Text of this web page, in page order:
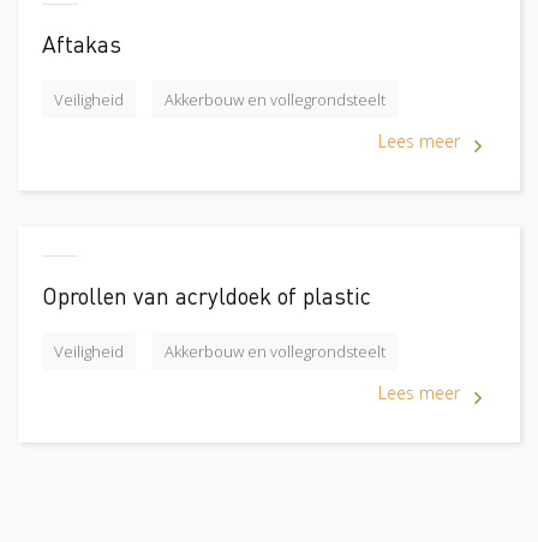
Aftakas
Veiligheid Akkerbouw en vollegrondsteelt
Lees meer
Oprollen van acryldoek of plastic
Veiligheid Akkerbouw en vollegrondsteelt
Lees meer